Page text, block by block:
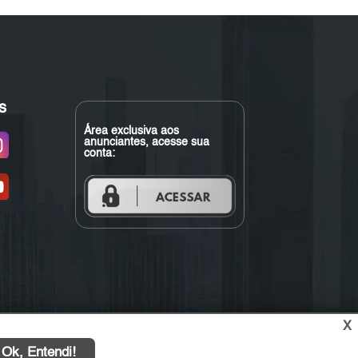
Área exclusiva aos
anunciantes, acesse sua
conta:
X
Ok, Entendi!